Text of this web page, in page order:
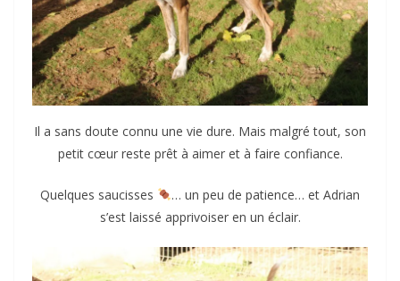
Il a sans doute connu une vie dure. Mais malgré tout, son
petit cœur reste prêt à aimer et à faire confiance.
Quelques saucisses
… un peu de patience… et Adrian
s’est laissé apprivoiser en un éclair.